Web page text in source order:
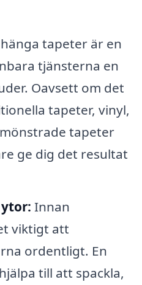
tapeter är en
tjänsterna en
Oavsett om det
tapeter, vinyl,
tapeter
ge dig det resultat
ytor: Innan
viktigt att
ordentligt. En
till att spackla,